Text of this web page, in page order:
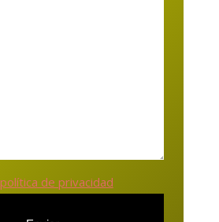
política de privacidad